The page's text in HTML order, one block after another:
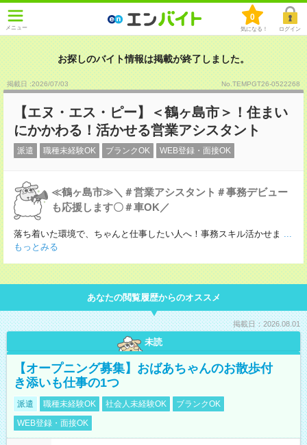
メニュー
0
気になる！ ログイン
お探しのバイト情報は掲載が終了しました。
掲載日 :2026/07/03 No.TEMPGT26-0522268
【エヌ・エス・ピー】＜鶴ヶ島市＞！住まい
にかかわる！活かせる営業アシスタント
派遣 職種未経験OK ブランクOK WEB登録・面接OK
≪鶴ヶ島市≫＼＃営業アシスタント＃事務デビュー
も応援します〇＃車OK／
落ち着いた環境で、ちゃんと仕事したい人へ！事務スキル活かせま ...
もっとみる
あなたの閲覧履歴からのオススメ
掲載日：2026.08.01
未読
【オープニング募集】おばあちゃんのお散歩付
き添いも仕事の1つ
派遣 職種未経験OK 社会人未経験OK
ブランクOK
WEB登録・面接OK